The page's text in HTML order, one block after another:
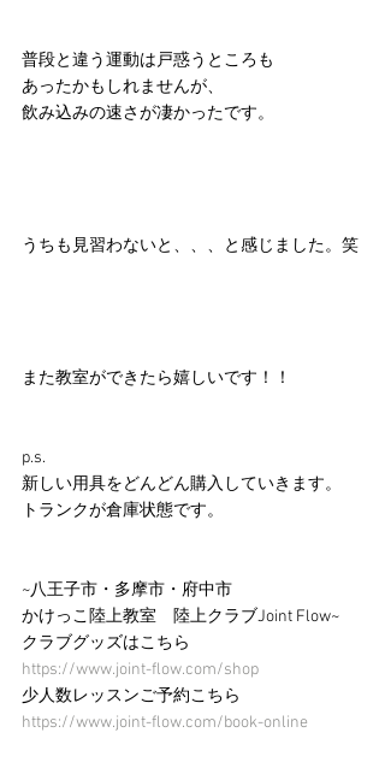
普段と違う運動は戸惑うところも
あったかもしれませんが、
飲み込みの速さが凄かったです。
うちも見習わないと、、、と感じました。笑
また教室ができたら嬉しいです！！
p.s.
新しい用具をどんどん購入していきます。
トランクが倉庫状態です。
~八王子市・多摩市・府中市
かけっこ陸上教室　陸上クラブJoint Flow~
クラブグッズはこちら
https://www.joint-flow.com/shop
少人数レッスンご予約こちら
https://www.joint-flow.com/book-online